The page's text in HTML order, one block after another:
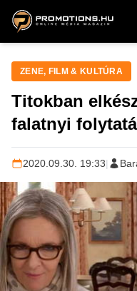
ZENE, FILM & KULT
ZENE, FILM & KULTÚRA
Titokban
falatnyi
2020.09.30. 19:33|